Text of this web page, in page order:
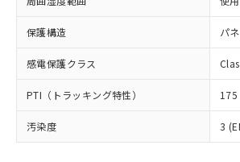
保護構造 パ
感電保護クラス
PTI（トラッキング特性） 175
汚染度 3
お客様が当ウェブサイト
登録された部品リストにつ
および当社の共同利用者
品・サービスに関するお客
引・商談に必要な範囲で
をご了承ください。
※当社の共同利用者とは、
の
用者の範囲」に記載されて
※3 非含有証明書ダウンロ
下記の非含有証明書をダウンロ
とができます。
EU RoHS指令（10物質）の非含
51物質の非含有証明書（当社基
※本証明書は発行日時点で非含有